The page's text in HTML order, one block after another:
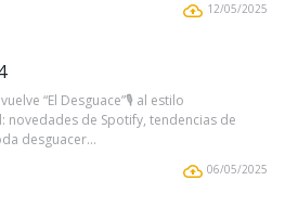
12/05/2025
“El Desguace”🎙️ al estilo
novedades de Spotify, tendencias de
desguacer...
06/05/2025